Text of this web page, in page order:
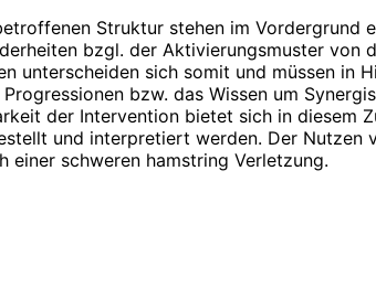
Struktur stehen im Vordergrund
bzgl. der Aktivierungsmuster
unterscheiden sich somit und müssen
bzw. das Wissen um
der Intervention bietet sich in diesem
und interpretiert werden. Der
einer schweren hamstring Verletzung.